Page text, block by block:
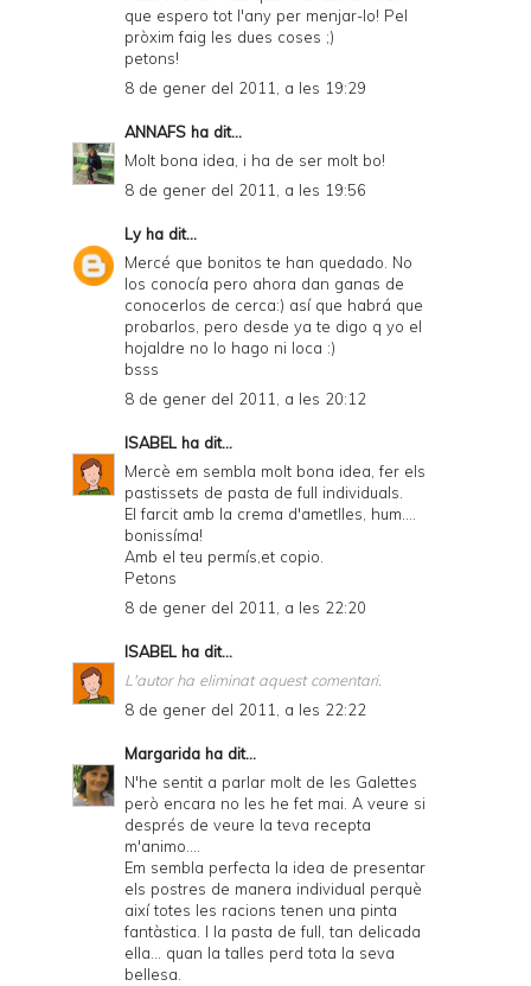
que espero tot l'any per menjar-lo! Pel
pròxim faig les dues coses ;)
petons!
8 de gener del 2011, a les 19:29
ANNAFS ha dit...
Molt bona idea, i ha de ser molt bo!
8 de gener del 2011, a les 19:56
Lyha dit...
Mercé que bonitos te han quedado. No
los conocía pero ahora dan ganas de
conocerlos de cerca:) así que habrá que
probarlos, pero desde ya te digo q yo el
hojaldre no lo hago ni loca :)
bsss
8 de gener del 2011, a les 20:12
ISABEL ha dit...
Mercè em sembla molt bona idea, fer els
pastissets de pasta de full individuals.
El farcit amb la crema d'ametlles, hum....
bonissíma!
Amb el teu permís,et copio.
Petons
8 de gener del 2011, a les 22:20
ISABEL ha dit...
L'autor ha eliminat aquest comentari.
8 de gener del 2011, a les 22:22
Margarida ha dit...
N'he sentit a parlar molt de les Galettes
però encara no les he fet mai. A veure si
després de veure la teva recepta
m'animo....
Em sembla perfecta la idea de presentar
els postres de manera individual perquè
així totes les racions tenen una pinta
fantàstica. I la pasta de full, tan delicada
ella... quan la talles perd tota la seva
bellesa.